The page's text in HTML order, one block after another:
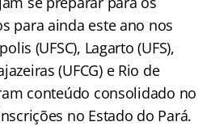
para ainda este ano nos
(UFSC), Lagarto (UFS),
(UFCG) e Rio de
conteúdo consolidado no
no Estado do Pará.